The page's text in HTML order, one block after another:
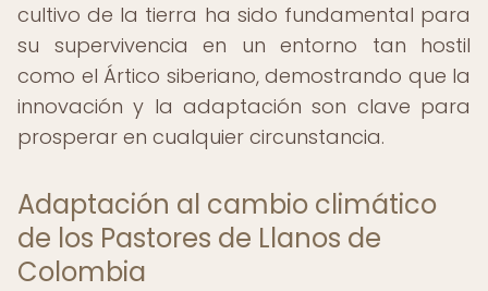
cultivo de la tierra ha sido fundamental para
su supervivencia en un entorno tan hostil
como el Ártico siberiano, demostrando que la
innovación y la adaptación son clave para
prosperar en cualquier circunstancia.
Adaptación al cambio climático
de los Pastores de Llanos de
Colombia